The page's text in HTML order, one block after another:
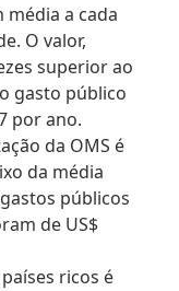
a cada
O valor,
superior ao
gasto público
por ano.
da OMS é
da média
públicos
de US$
ricos é